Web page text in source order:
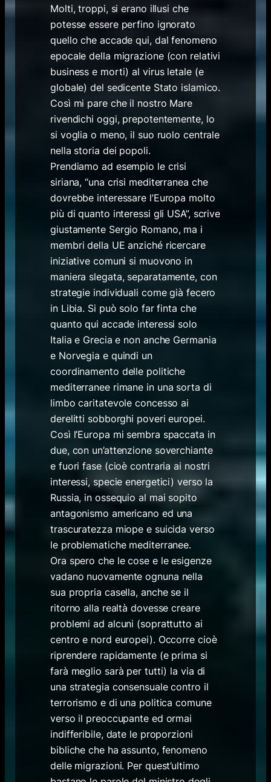
Molti, troppi, si erano illusi che
potesse essere perfino ignorato
quello che accade qui, dal fenomeno
epocale della migrazione (con relativi
business e morti) al virus letale (e
globale) del sedicente Stato islamico.
Così mi pare che il nostro Mare
rivendichi oggi, prepotentemente, lo
si voglia o meno, il suo ruolo centrale
nella storia dei popoli.
Prendiamo ad esempio le crisi
siriana, “una crisi mediterranea che
dovrebbe interessare l’Europa molto
più di quanto interessi gli USA”, scrive
giustamente Sergio Romano, ma i
membri della UE anziché ricercare
iniziative comuni si muovono in
maniera slegata, separatamente, con
strategie individuali come già fecero
in Libia. Si può solo far finta che
quanto qui accade interessi solo
Italia e Grecia e non anche Germania
e Norvegia e quindi un
coordinamento delle politiche
mediterranee rimane in una sorta di
limbo caritatevole concesso ai
derelitti sobborghi poveri europei.
Così l’Europa mi sembra spaccata in
due, con un’attenzione soverchiante
e fuori fase (cioè contraria ai nostri
interessi, specie energetici) verso la
Russia, in ossequio al mai sopito
antagonismo americano ed una
trascuratezza miope e suicida verso
le problematiche mediterranee.
Ora spero che le cose e le esigenze
vadano nuovamente ognuna nella
sua propria casella, anche se il
ritorno alla realtà dovesse creare
problemi ad alcuni (soprattutto ai
centro e nord europei). Occorre cioè
riprendere rapidamente (e prima si
farà meglio sarà per tutti) la via di
una strategia consensuale contro il
terrorismo e di una politica comune
verso il preoccupante ed ormai
indifferibile, date le proporzioni
bibliche che ha assunto, fenomeno
delle migrazioni. Per quest’ultimo